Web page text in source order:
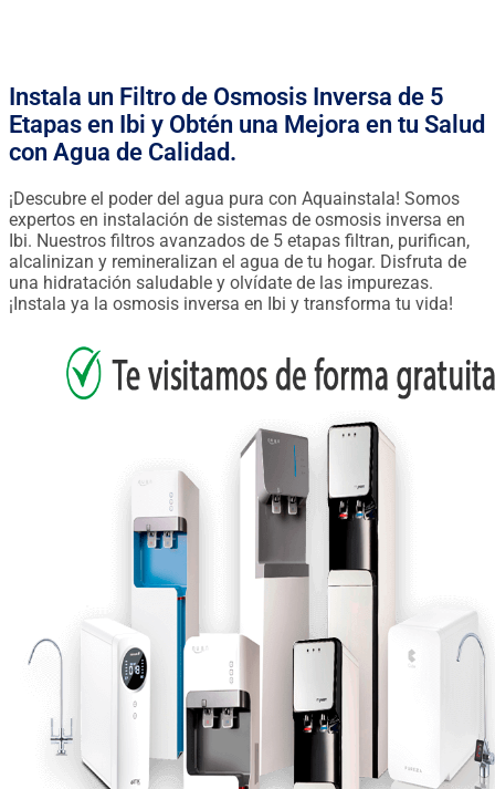
Instala un Filtro de Osmosis Inversa de 5
Etapas en Ibi y Obtén una Mejora en tu Salud
con Agua de Calidad.
¡Descubre el poder del agua pura con Aquainstala! Somos
expertos en instalación de sistemas de osmosis inversa en
Ibi. Nuestros filtros avanzados de 5 etapas filtran, purifican,
alcalinizan y remineralizan el agua de tu hogar. Disfruta de
una hidratación saludable y olvídate de las impurezas.
¡Instala ya la osmosis inversa en Ibi y transforma tu vida!